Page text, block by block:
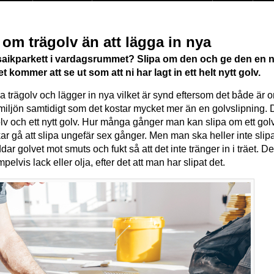
trägolv än att lägga in nya
i vardagsrummet? Slipa om den och ge den en
kommer att se ut som att ni har lagt in ett helt nytt golv.
trägolv och lägger in nya vilket är synd eftersom det både är
samtidigt som det kostar mycket mer än en golvslipning.
och ett nytt golv. Hur många gånger man kan slipa om ett
gå att slipa ungefär sex gånger. Men man ska heller inte
golvet mot smuts och fukt så att det inte tränger in i träet.
lack eller olja, efter det att man har slipat det.